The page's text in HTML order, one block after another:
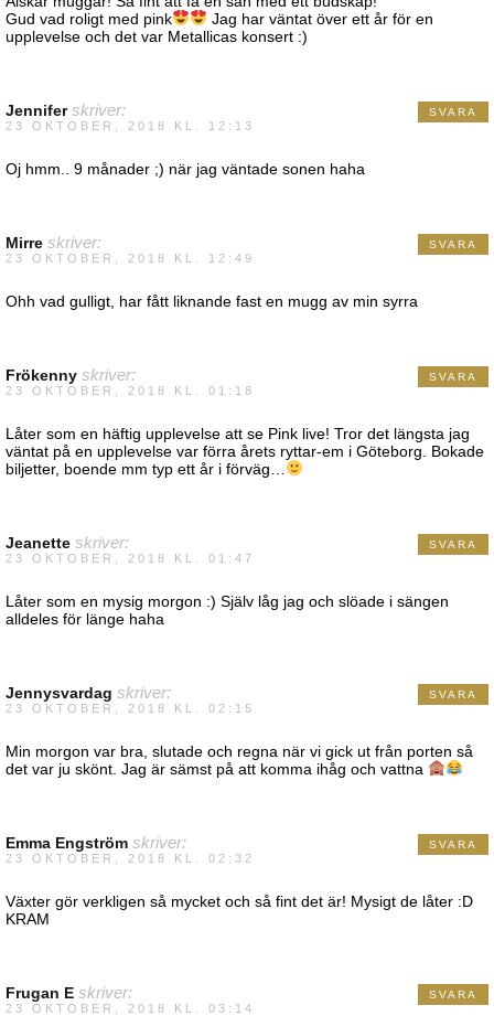
Gud vad roligt med pink
Jag har väntat över ett år för en
upplevelse och det var Metallicas konsert :)
Jennifer skriver:
23 OKTOBER, 2018 KL. 12:13
Oj hmm.. 9 månader ;) när jag väntade sonen haha
SVARA
Mirre skriver:
23 OKTOBER, 2018 KL. 12:49
Ohh vad gulligt, har fått liknande fast en mugg av min syrra
SVARA
Frökenny skriver:
23 OKTOBER, 2018 KL. 01:18
Låter som en häftig upplevelse att se Pink live! Tror det längsta jag
väntat på en upplevelse var förra årets ryttar-em i Göteborg. Bokade
biljetter, boende mm typ ett år i förväg…
SVARA
Jeanette skriver:
23 OKTOBER, 2018 KL. 01:47
Låter som en mysig morgon :) Själv låg jag och slöade i sängen
alldeles för länge haha
SVARA
Jennysvardag skriver:
23 OKTOBER, 2018 KL. 02:15
Min morgon var bra, slutade och regna när vi gick ut från porten så
det var ju skönt. Jag är sämst på att komma ihåg och vattna
SVARA
Emma Engström skriver:
23 OKTOBER, 2018 KL. 02:32
Växter gör verkligen så mycket och så fint det är! Mysigt de låter :D
KRAM
SVARA
Frugan E skriver:
23 OKTOBER, 2018 KL. 03:14
SVARA